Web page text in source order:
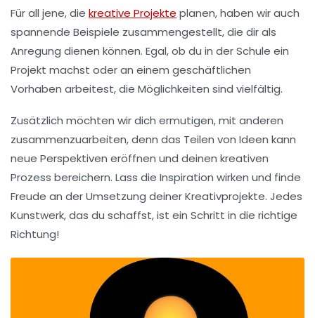
Für all jene, die kreative Projekte planen, haben wir auch
spannende Beispiele zusammengestellt, die dir als
Anregung dienen können. Egal, ob du in der Schule ein
Projekt machst oder an einem geschäftlichen
Vorhaben arbeitest, die Möglichkeiten sind vielfältig.
Zusätzlich möchten wir dich ermutigen, mit anderen
zusammenzuarbeiten, denn das Teilen von Ideen kann
neue Perspektiven eröffnen und deinen kreativen
Prozess bereichern. Lass die Inspiration wirken und finde
Freude an der Umsetzung deinerKreativprojekte. Jedes
Kunstwerk, das du schaffst, ist ein Schritt in die richtige
Richtung!